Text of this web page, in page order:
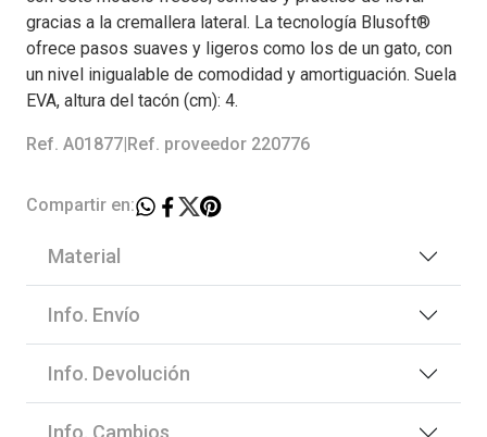
gracias a la cremallera lateral. La tecnología Blusoft®
ofrece pasos suaves y ligeros como los de un gato, con
un nivel inigualable de comodidad y amortiguación. Suela
EVA, altura del tacón (cm): 4.
Ref. A01877 Ref. proveedor 220776
Compartir en:
Material
Info. Envío
Info. Devolución
Info. Cambios